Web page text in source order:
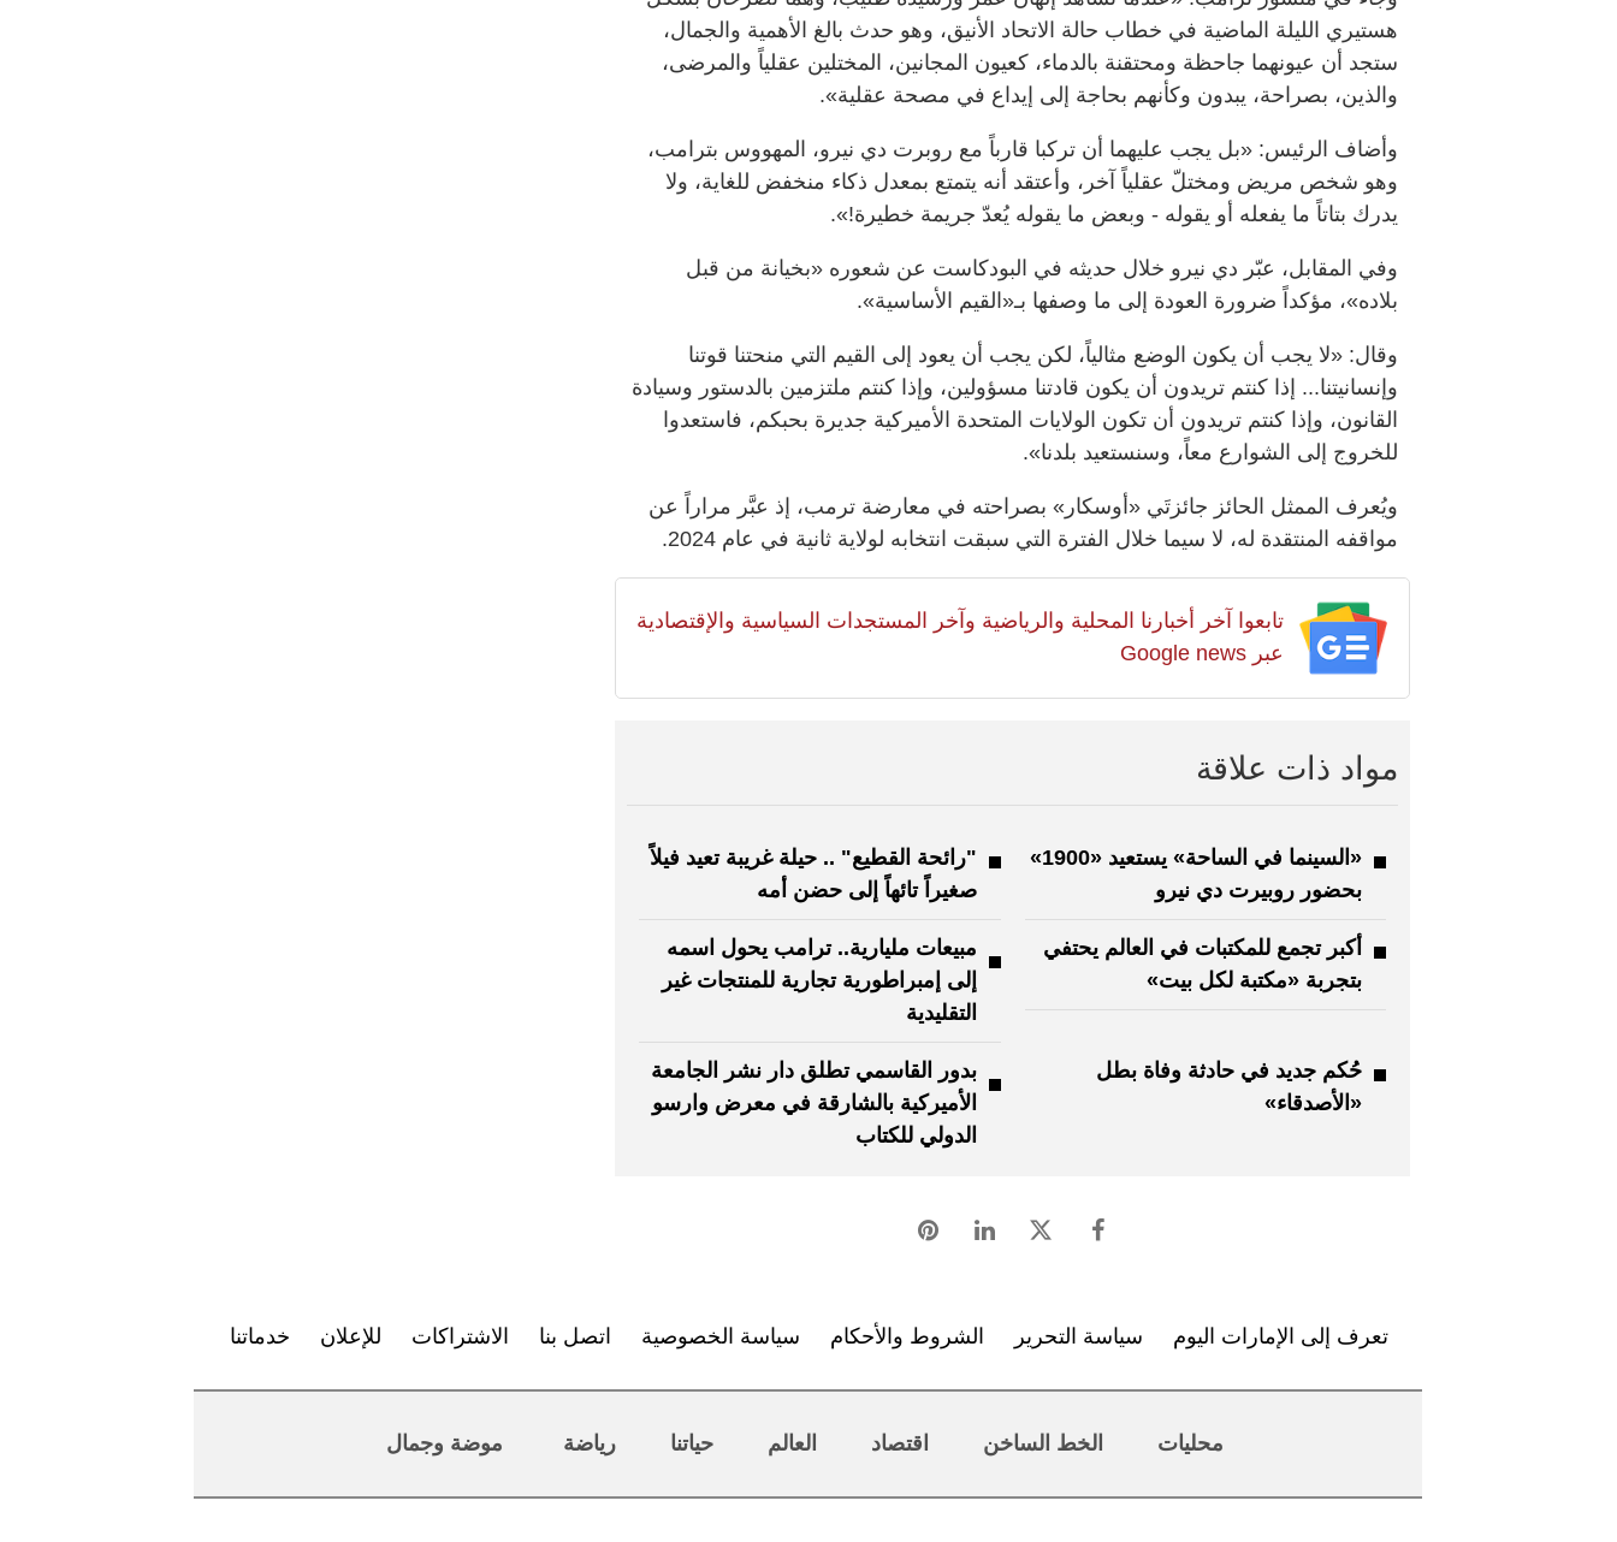
هستيري الليلة الماضية في خطاب حالة الاتحاد الأنيق، وهو حدث بالغ الأهمية والجمال،
ستجد أن عيونهما جاحظة ومحتقنة بالدماء، كعيون المجانين، المختلين عقلياً والمرضى،
والذين، بصراحة، يبدون وكأنهم بحاجة إلى إيداع في مصحة عقلية».
وأضاف الرئيس: «بل يجب عليهما أن تركبا قارباً مع روبرت دي نيرو، المهووس بترامب،
وهو شخص مريض ومختلّ عقلياً آخر، وأعتقد أنه يتمتع بمعدل ذكاء منخفض للغاية، ولا
يدرك بتاتاً ما يفعله أو يقوله - وبعض ما يقوله يُعدّ جريمة خطيرة!».
وفي المقابل، عبّر دي نيرو خلال حديثه في البودكاست عن شعوره «بخيانة من قبل
بلاده»، مؤكداً ضرورة العودة إلى ما وصفها بـ«القيم الأساسية».
وقال: «لا يجب أن يكون الوضع مثالياً، لكن يجب أن يعود إلى القيم التي منحتنا قوتنا
وإنسانيتنا... إذا كنتم تريدون أن يكون قادتنا مسؤولين، وإذا كنتم ملتزمين بالدستور وسيادة
القانون، وإذا كنتم تريدون أن تكون الولايات المتحدة الأميركية جديرة بحبكم، فاستعدوا
للخروج إلى الشوارع معاً، وسنستعيد بلدنا».
ويُعرف الممثل الحائز جائزتَي «أوسكار» بصراحته في معارضة ترمب، إذ عبَّر مراراً عن
مواقفه المنتقدة له، لا سيما خلال الفترة التي سبقت انتخابه لولاية ثانية في عام 2024.
تابعوا آخر أخبارنا المحلية والرياضية وآخر المستجدات السياسية والإقتصادية
عبر Google news
مواد ذات علاقة
«السينما في الساحة» يستعيد «1900»
بحضور روبيرت دي نيرو
"رائحة القطيع" .. حيلة غريبة تعيد فيلاً
صغيراً تائهاً إلى حضن أمه
أكبر تجمع للمكتبات في العالم يحتفي
بتجربة «مكتبة لكل بيت»
مبيعات مليارية.. ترامب يحول اسمه
إلى إمبراطورية تجارية للمنتجات غير
التقليدية
حُكم جديد في حادثة وفاة بطل
«الأصدقاء»
بدور القاسمي تطلق دار نشر الجامعة
الأميركية بالشارقة في معرض وارسو
الدولي للكتاب
تعرف إلى الإمارات اليوم سياسة التحرير الشروط والأحكام سياسة الخصوصية اتصل بنا الاشتراكات للإعلان خدماتنا
محليات الخط الساخن اقتصاد العالم حياتنا رياضة موضة وجمال